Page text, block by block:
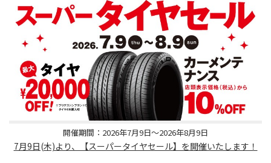
開催期間：2026年7月9日～2026年8月9日
7月9日(木)より、【スーパータイヤセール】を開催いたします！